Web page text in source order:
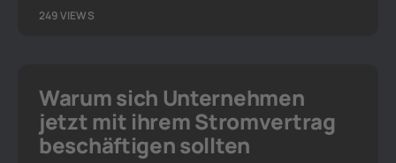
249 VIEWS
Warum sich Unternehmen
jetzt mit ihrem Stromvertrag
beschäftigen sollten